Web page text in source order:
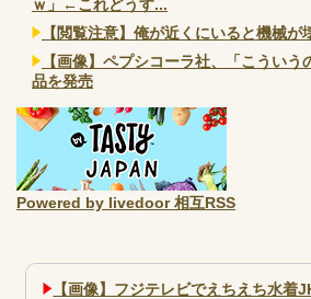
ｗ」←これどうす...
【閲覧注意】俺が近くにいると機械が
【画像】ペプシコーラ社、「こうい
品を発売
Powered by livedoor 相互RSS
【画像】フジテレビでえちえち水着